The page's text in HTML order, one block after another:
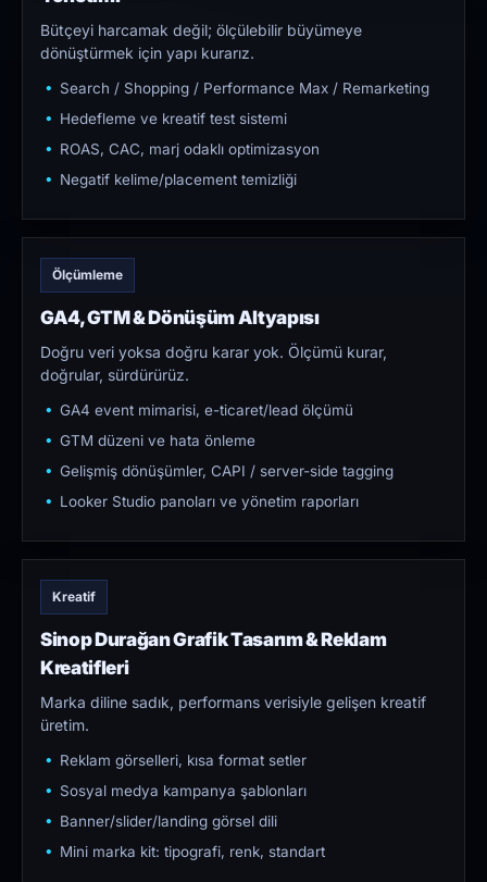
Bütçeyi harcamak değil; ölçülebilir büyümeye
dönüştürmek için yapı kurarız.
Search / Shopping / Performance Max / Remarketing
Hedefleme ve kreatif test sistemi
ROAS, CAC, marj odaklı optimizasyon
Negatif kelime/placement temizliği
Ölçümleme
GA4, GTM & Dönüşüm Altyapısı
Doğru veri yoksa doğru karar yok. Ölçümü kurar,
doğrular, sürdürürüz.
GA4 event mimarisi, e-ticaret/lead ölçümü
GTM düzeni ve hata önleme
Gelişmiş dönüşümler, CAPI / server-side tagging
Looker Studio panoları ve yönetim raporları
Kreatif
Sinop Durağan Grafik Tasarım & Reklam
Kreatifleri
Marka diline sadık, performans verisiyle gelişen kreatif
üretim.
Reklam görselleri, kısa format setler
Sosyal medya kampanya şablonları
Banner/slider/landing görsel dili
Mini marka kit: tipografi, renk, standart